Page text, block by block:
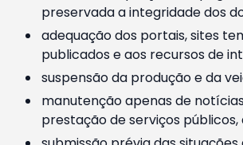
preservada a integridade dos
adequação dos portais, sites
publicados e aos recursos de
suspensão da produção e da
manutenção apenas de
prestação de serviços